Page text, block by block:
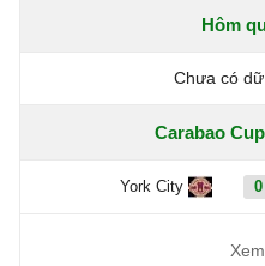
Hôm
Chưa có
Carabao
York City